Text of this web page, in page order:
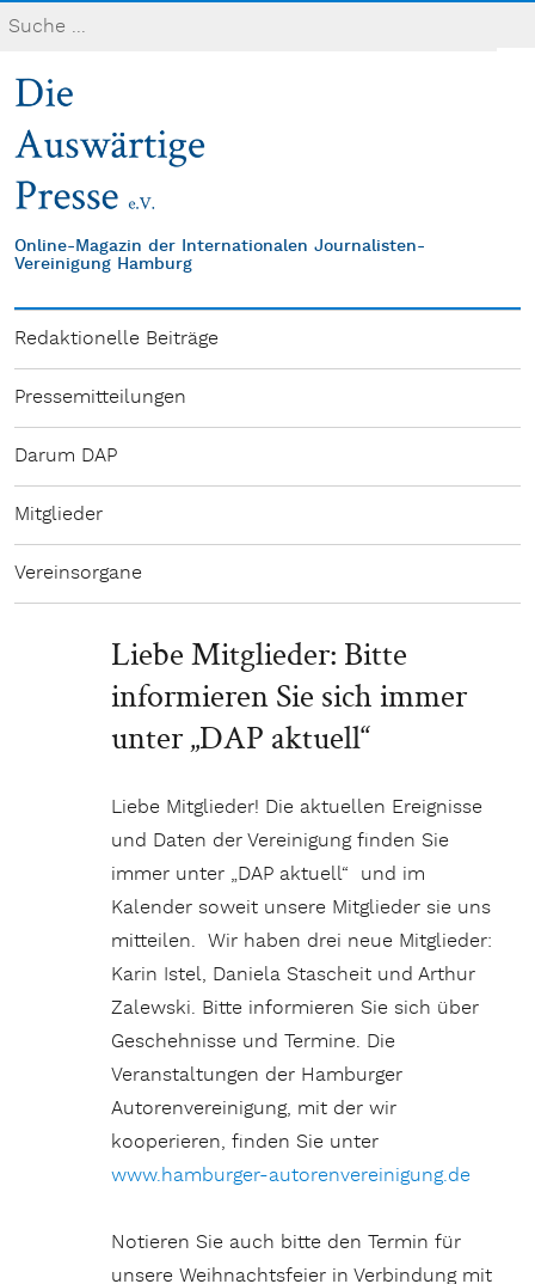
Online-Magazin der Internationalen Journalisten-
Vereinigung Hamburg
Redaktionelle Beiträge
Pressemitteilungen
Darum DAP
Mitglieder
Vereinsorgane
Liebe Mitglieder: Bitte
informieren Sie sich immer
unter „DAP aktuell“
Liebe Mitglieder! Die aktuellen Ereignisse
und Daten der Vereinigung finden Sie
immer unter „DAP aktuell“ und im
Kalender soweit unsere Mitglieder sie uns
mitteilen. Wir haben drei neue Mitglieder:
Karin Istel, Daniela Stascheit und Arthur
Zalewski. Bitte informieren Sie sich über
Geschehnisse und Termine. Die
Veranstaltungen der Hamburger
Autorenvereinigung, mit der wir
kooperieren, finden Sie unter
www.hamburger-autorenvereinigung.de
Notieren Sie auch bitte den Termin für
unsere Weihnachtsfeier in Verbindung mit